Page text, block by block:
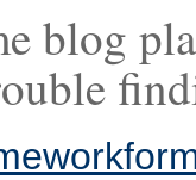
blog